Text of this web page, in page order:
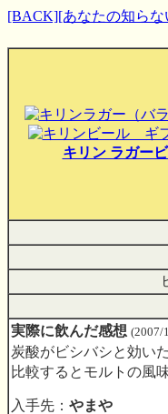
[BACK][あなたの知ら
キリン ラガー
実際に飲んだ感想 (2007/
炭酸がビシバシと効い
比較するとモルトの風
入手先： やまや